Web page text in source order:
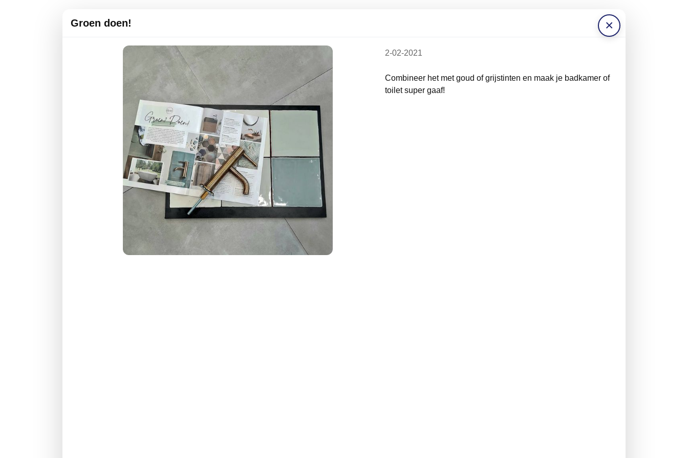
×
Groen doen!
2-02-2021
Combineer het met goud of grijstinten en maak je badkamer of
toilet super gaaf!